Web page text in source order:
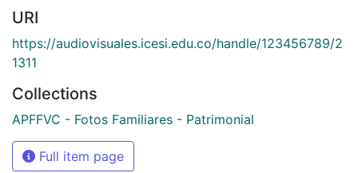
URI
https://audiovisuales.icesi.edu.co/handle/123456789/2
1311
Collections
APFFVC - Fotos Familiares - Patrimonial
Full item page